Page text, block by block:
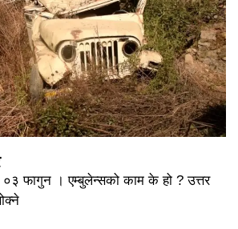
०३ फागुन । एम्बुलेन्सको काम के हो ? उत्तर